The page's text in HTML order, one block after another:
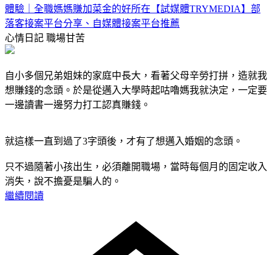
體驗｜全職媽媽賺加菜金的好所在【試媒體TRYMEDIA】部
落客接案平台分享、自媒體接案平台推薦
心情日記 職場甘苦
自小多個兄弟姐妹的家庭中長大，看著父母辛勞打拼，造就我
想賺錢的念頭。於是從邁入大學時起咕嚕媽我就決定，一定要
一邊讀書一邊努力打工認真賺錢。
就這樣一直到過了3字頭後，才有了想邁入婚姻的念頭。
只不過隨著小孩出生，必須離開職場，當時每個月的固定收入
消失，說不擔憂是騙人的。
繼續閱讀